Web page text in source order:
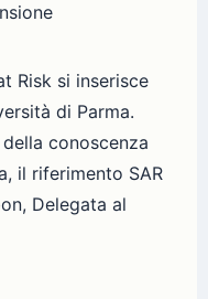
Risk si inserisce
di Parma.
conoscenza
il riferimento SAR
Delegata al